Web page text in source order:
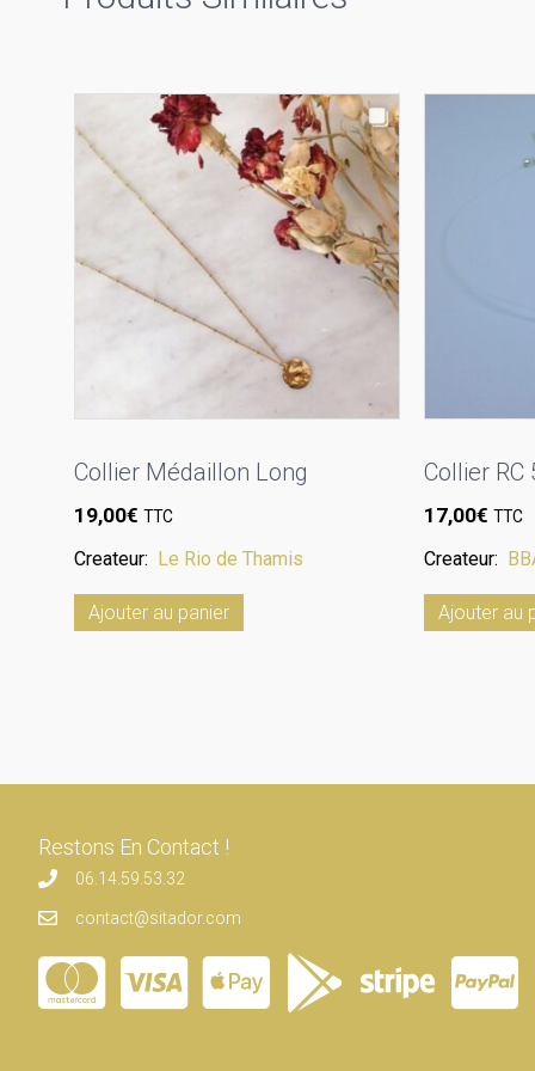
Collier Médaillon Long
19,00€ TTC
Createur: Le Rio de Thamis
Ajouter au panier
Collier RC
17,00€ TTC
Createur:
Ajouter au
Restons En Contact !
06.14.59.53.32
contact@sitador.com